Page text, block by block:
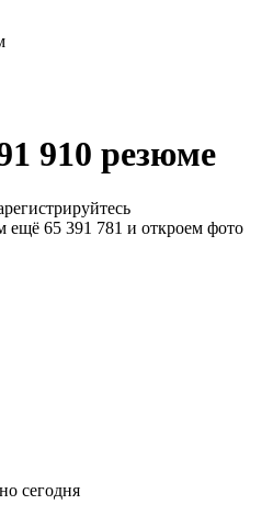
910 резюме
ещё 65 391 781 и откроем фото
сегодня